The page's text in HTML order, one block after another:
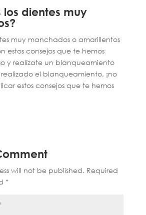
los dientes muy
muy manchados o amarillentos
estos consejos que te hemos
y realízate un blanqueamiento
el blanqueamiento, ¡no
estos consejos que te hemos
will not be published. Required
*